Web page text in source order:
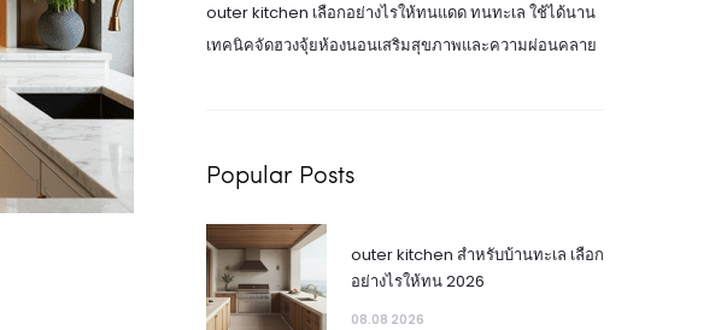
outer kitchen เลือกอย่างไรให้ทนแดด ทนทะเล ใช้ได้นาน
เทคนิคจัดฮวงจุ้ยห้องนอนเสริมสุขภาพและความผ่อนคลาย
Popular Posts
outer kitchen สำหรับบ้านทะเล เลือก
อย่างไรให้ทน 2026
08.08 2026